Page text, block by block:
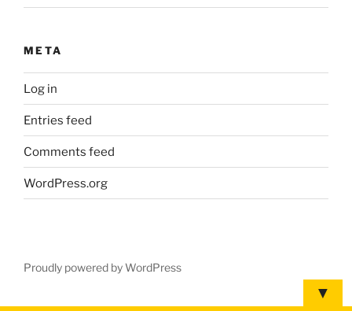
META
Log in
Entries feed
Comments feed
WordPress.org
Proudly powered by WordPress
▼